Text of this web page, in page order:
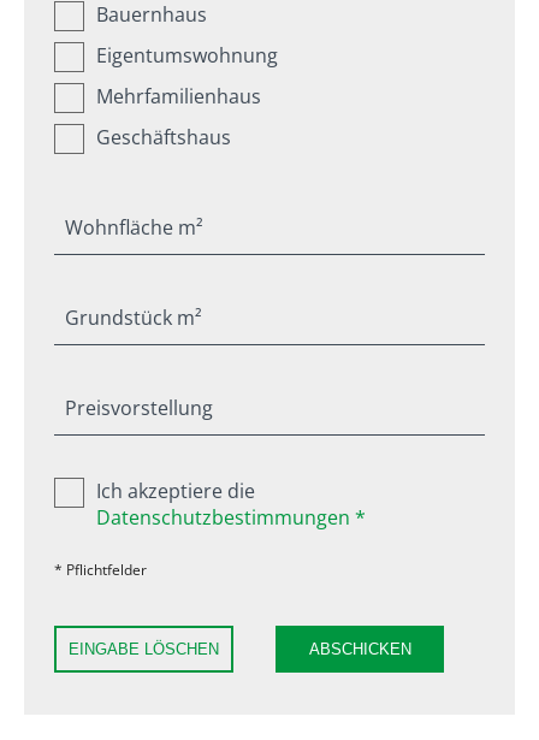
Bauernhaus
Eigentumswohnung
Mehrfamilienhaus
Geschäftshaus
Wohnfläche m²
Grundstück m²
Preisvorstellung
Ich akzeptiere die
Datenschutzbestimmungen *
* Pflichtfelder
EINGABE LÖSCHEN ABSCHICKEN